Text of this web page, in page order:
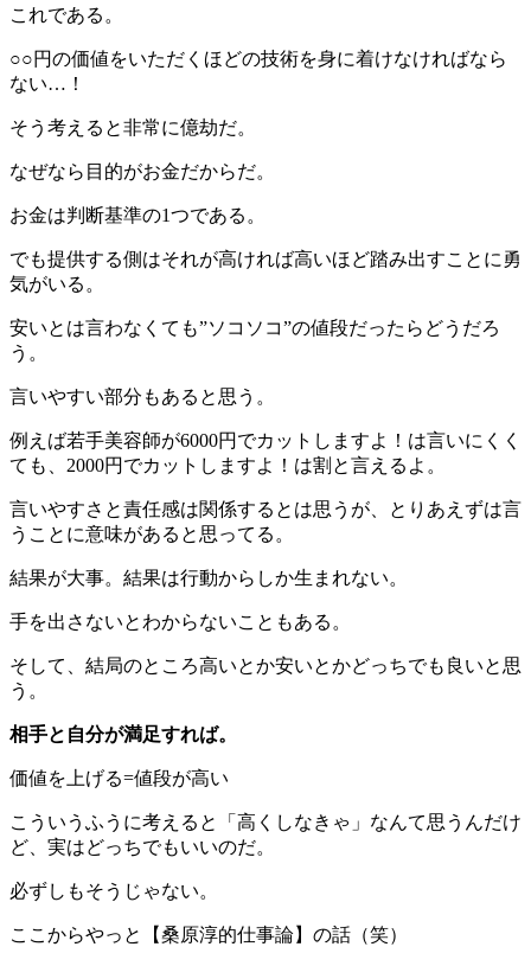
これである。
○○円の価値をいただくほどの技術を身に着けなければなら
ない…！
そう考えると非常に億劫だ。
なぜなら目的がお金だからだ。
お金は判断基準の1つである。
でも提供する側はそれが高ければ高いほど踏み出すことに勇
気がいる。
安いとは言わなくても”ソコソコ”の値段だったらどうだろ
う。
言いやすい部分もあると思う。
例えば若手美容師が6000円でカットしますよ！は言いにくく
ても、2000円でカットしますよ！は割と言えるよ。
言いやすさと責任感は関係するとは思うが、とりあえずは言
うことに意味があると思ってる。
結果が大事。結果は行動からしか生まれない。
手を出さないとわからないこともある。
そして、結局のところ高いとか安いとかどっちでも良いと思
う。
相手と自分が満足すれば。
価値を上げる=値段が高い
こういうふうに考えると「高くしなきゃ」なんて思うんだけ
ど、実はどっちでもいいのだ。
必ずしもそうじゃない。
ここからやっと【桑原淳的仕事論】の話（笑）